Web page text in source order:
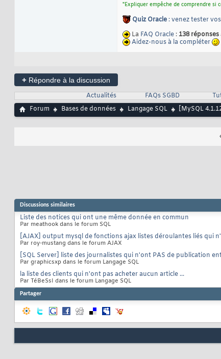
"Expliquer empêche de comprendre si
Quiz Oracle : venez tester
La FAQ Oracle : 138 réponses
Aidez-nous à la compléter
+ Répondre à la discussion
Actualités
FAQs SGBD
Forum
Bases de données Langage SQL [MySQL
Discussions similaires
Liste des notices qui ont une même donnée en commun
Par meathook dans le forum SQL
[AJAX] output mysql de fonctions ajax listes déroulantes liés qui
Par roy-mustang dans le forum AJAX
[SQL Server] liste des journalistes qui n'ont PAS de publication
Par graphicsxp dans le forum Langage SQL
la liste des clients qui n'ont pas acheter aucun article ...
Par TéBeSsI dans le forum Langage SQL
Partager